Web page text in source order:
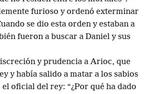
no residen entre los mortales”. *
furioso y ordenó exterminar
se dio esta orden y estaban a
fueron a buscar a Daniel y sus
y prudencia a Arioc, que
y había salido a matar a los sabios